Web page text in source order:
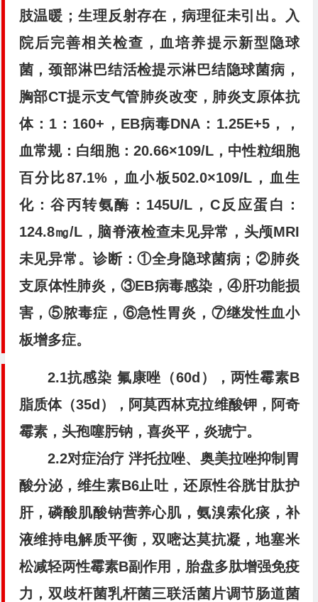
肢温暖；生理反射存在，病理征未引出。入
院后完善相关检查，血培养提示新型隐球
菌，颈部淋巴结活检提示淋巴结隐球菌病，
胸部CT提示支气管肺炎改变，肺炎支原体抗
体：1：160+，EB病毒DNA：1.25E+5，，
血常规：白细胞：20.66×109/L，中性粒细胞
百分比87.1%，血小板502.0×109/L，血生
化：谷丙转氨酶：145U/L，C反应蛋白：
124.8㎎/L，脑脊液检查未见异常，头颅MRI
未见异常。诊断：①全身隐球菌病；②肺炎
支原体性肺炎，③EB病毒感染，④肝功能损
害，⑤脓毒症，⑥急性胃炎，⑦继发性血小
板增多症。
2.1抗感染 氟康唑（60d），两性霉素B
脂质体（35d），阿莫西林克拉维酸钾，阿奇
霉素，头孢噻肟钠，喜炎平，炎琥宁。
2.2对症治疗 泮托拉唑、奥美拉唑抑制胃
酸分泌，维生素B6止吐，还原性谷胱甘肽护
肝，磷酸肌酸钠营养心肌，氨溴索化痰，补
液维持电解质平衡，双嘧达莫抗凝，地塞米
松减轻两性霉素B副作用，胎盘多肽增强免疫
力，双歧杆菌乳杆菌三联活菌片调节肠道菌